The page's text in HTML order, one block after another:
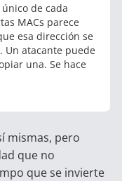
de cada
MACs parece
esa dirección se
Un atacante puede
una. Se hace
mismas, pero
que no
que se invierte